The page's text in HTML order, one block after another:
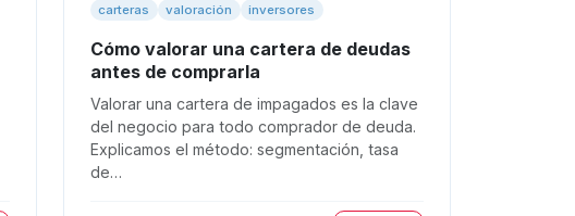
carteras valoración inversores
Cómo valorar una cartera de deudas
antes de comprarla
Valorar una cartera de impagados es la clave
del negocio para todo comprador de deuda.
Explicamos el método: segmentación, tasa
de…